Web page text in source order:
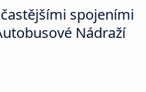
spojeními
Nádraží